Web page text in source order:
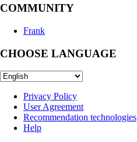
COMMUNITY
Frank
CHOOSE LANGUAGE
Privacy Policy
User Agreement
Recommendation technologies
Help